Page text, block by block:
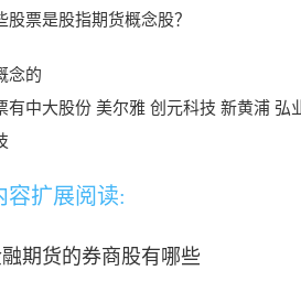
股票是股指期货概念股？
念的
有中大股份 美尔雅 创元科技 新黄浦 弘
容扩展阅读:
期货的券商股有哪些